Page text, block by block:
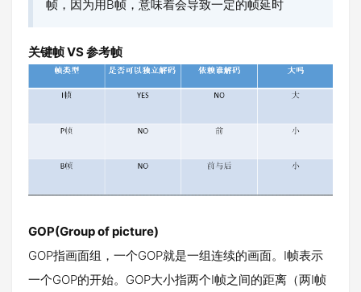
帧，因为用B帧，意味着会导致一定的帧延时
关键帧 VS 参考帧
GOP(Group of picture)
GOP指画面组，一个GOP就是一组连续的画面。I帧表示
一个GOP的开始。GOP大小指两个I帧之间的距离（两I帧